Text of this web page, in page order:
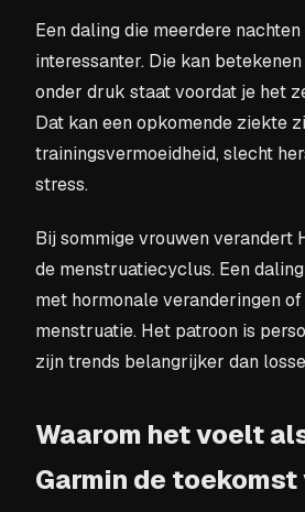
Een daling die meerdere nachten
interessanter. Die kan
onder druk staat voordat je het
Dat kan een opkomende ziekte
trainingsvermoeidheid, slecht
stress.
Bij sommige vrouwen verandert
de menstruatiecyclus. Een
met hormonale veranderingen
menstruatie. Het patroon is
zijn trends belangrijker dan
Waarom het voelt
Garmin de